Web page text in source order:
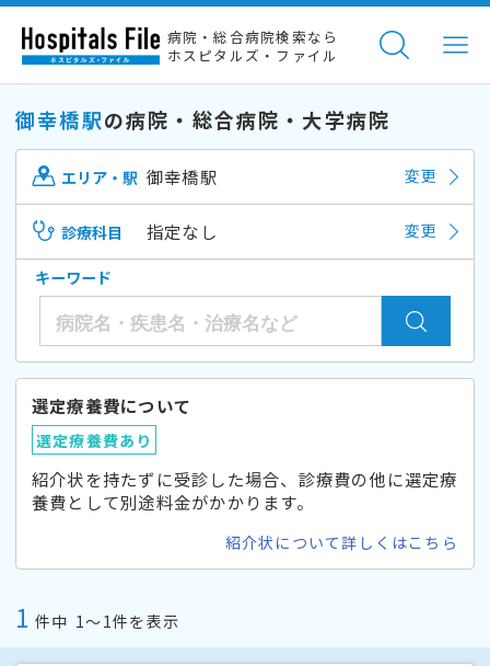
病院・総合病院検索なら
ホスピタルズ・ファイル
御幸橋駅の病院・総合病院・大学病院
エリア・駅 御幸橋駅 変更
診療科目 指定なし 変更
キーワード
選定療養費について
選定療養費あり
紹介状を持たずに受診した場合、診療費の他に選定療
養費として別途料金がかかります。
紹介状について詳しくはこちら
1 件中 1〜1件を表示